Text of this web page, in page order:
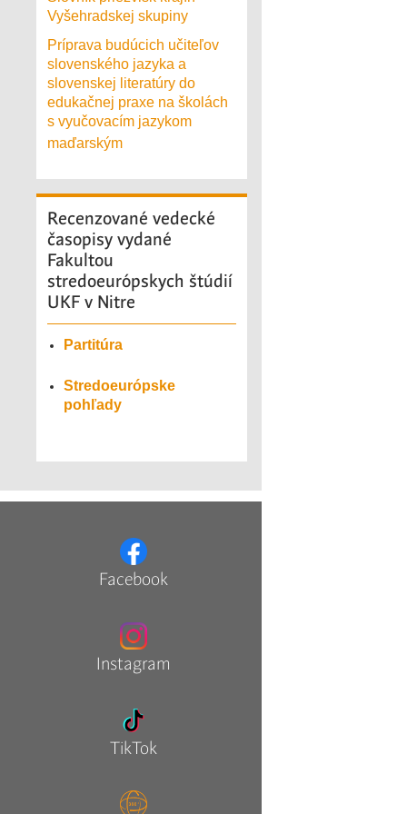
Vyšehradskej skupiny
Príprava budúcich učiteľov
slovenského jazyka a
slovenskej literatúry do
edukačnej praxe na školách
s vyučovacím jazykom
maďarským
Recenzované vedecké
časopisy vydané
Fakultou
stredoeurópskych štúdií
UKF v Nitre
Partitúra
Stredoeurópske
pohľady
Facebook
Instagram
TikTok